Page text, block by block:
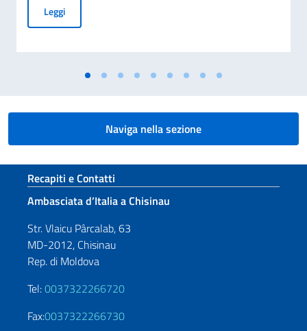
LeggiCommemorazione del 70° anniversario della tragedia di
Naviga nella sezione
Sezione footer
Recapiti e Contatti
Ambasciata d’Italia a Chisinau
Str. Vlaicu Pârcalab, 63
MD-2012, Chisinau
Rep. di Moldova
Tel:0037322266720
Fax:0037322266730